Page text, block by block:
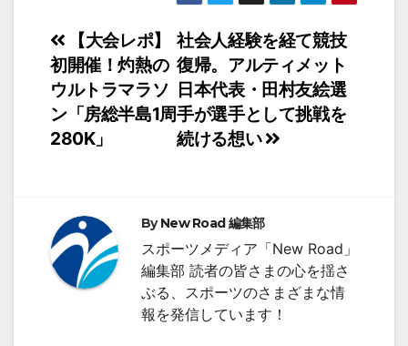
投
稿
ナ
ビ
ー
シ
ョ
社会人経験を経て競技
復帰。アルティメット
日本代表・田村友絵選
手が選手として挑戦を
続ける想い
【大会レポ】
初開催！灼熱の
ウルトラマラソ
ン「房総半島1周
280K」
ByNew Road 編集部
スポーツメディア「New Road」
編集部 読者の皆さまの心を揺さ
ぶる、スポーツのさまざまな情
報を発信しています！